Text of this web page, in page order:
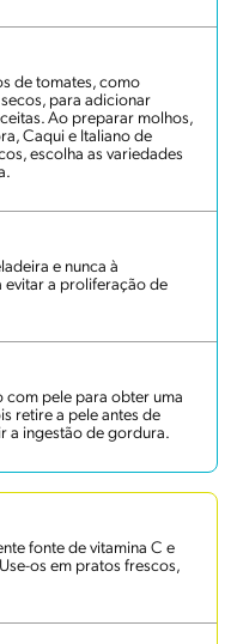
de tomates, como
para adicionar
Ao preparar molhos,
Caqui e Italiano de
escolha as variedades
e nunca à
evitar a proliferação de
com pele para obter uma
retire a pele antes de
a ingestão de gordura.
fonte de vitamina C e
os em pratos frescos,